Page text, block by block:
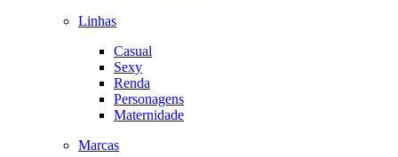
Linhas
Casual
Sexy
Renda
Personagens
Maternidade
Marcas